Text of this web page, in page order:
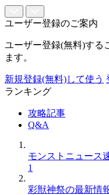
ユーザー登録のご案内
ユーザー登録(無料)する
ます。
新規登録(無料)して使う
ランキング
攻略記事
Q&A
モンストニュース
1
彩獣神祭の最新情